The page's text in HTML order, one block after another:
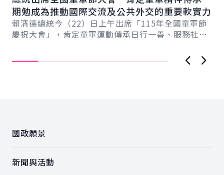
期勉成為推動國際交流及公共外交的重要軟實力
賴清德總統今（22）日上午出席「115年全國童軍節
慶祝大會」，肯定童軍運動傳承日行一善、服務社會
國政願景
新聞與活動